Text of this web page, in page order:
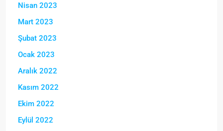
Nisan 2023
Mart 2023
Şubat 2023
Ocak 2023
Aralık 2022
Kasım 2022
Ekim 2022
Eylül 2022